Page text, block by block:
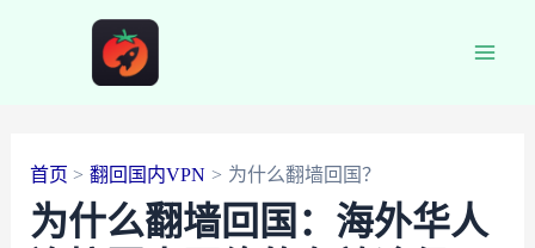
首页 翻回国内VPN 为什么翻墙回国？
为什么翻墙回国：海外华人